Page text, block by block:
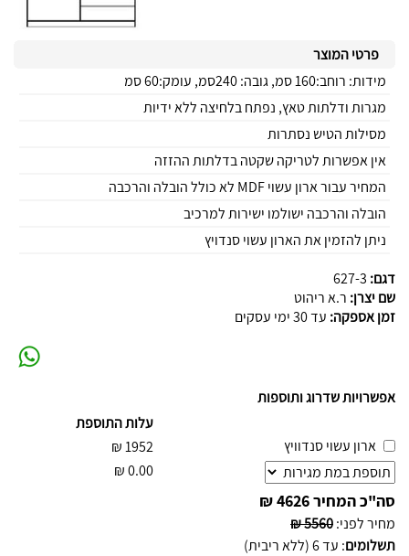
פרטי המוצר
מידות: רוחב:160 סמ, גובה: 240סמ, עומק:60 סמ
מגרות ודלתות טאץ, נפתח בלחיצה ללא ידיות
מסילות הטיש נסתרות
אין אפשרות לטריקה שקטה בדלתות ההזזה
המחיר עבור ארון עשוי MDF לא כולל הובלה והרכבה
הובלה והרכבה ישולמו ישירות למרכיב
ניתן להזמין את הארון עשוי סנדויץ
דגם: 627-3
שם יצרן: ר.א ריהוט
זמן אספקה: עד 30 ימי עסקים
אפשרויות שדרוג ותוספות
עלות התוספת
ארון עשוי סנדוויץ
1952
₪
0.00
₪
סה"כ המחיר4626 ₪
מחיר לפני:
5560 ₪
תשלומים: עד 6 (ללא ריבית)